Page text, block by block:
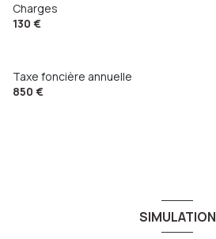
Charges
130 €
Taxe foncière annuelle
850 €
SIMULATION